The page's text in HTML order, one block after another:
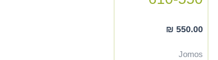
₪ 550.00
Jomos